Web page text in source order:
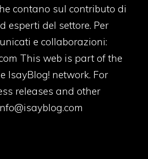
contano sul contributo di
esperti del settore. Per
e collaborazioni:
This web is part of the
IsayBlog! network. For
releases and other